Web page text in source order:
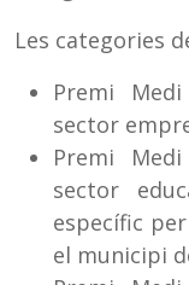
Les categories
Premi
sector
Premi
sector
específic
el municipi